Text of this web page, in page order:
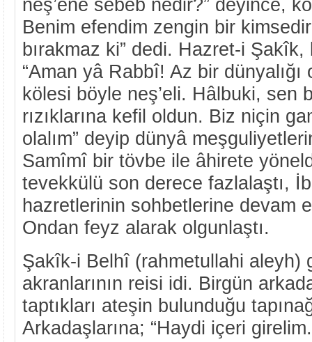
neş’ene sebeb nedir?” deyince,
Benim efendim zengin bir
bırakmaz ki” dedi. Hazret-i
“Aman yâ Rabbî! Az bir
kölesi böyle neş’eli. Hâlbuki, sen
rızıklarına kefil oldun. Biz niçin
olalım” deyip dünyâ
Samîmî bir tövbe ile âhirete
tevekkülü son derece fazlalaştı,
hazretlerinin sohbetlerine devam
Ondan feyz alarak olgunlaştı.
Şakîk-i Belhî (rahmetullahi aleyh)
akranlarının reisi idi. Birgün
taptıkları ateşin bulunduğu
Arkadaşlarına; “Haydi içeri